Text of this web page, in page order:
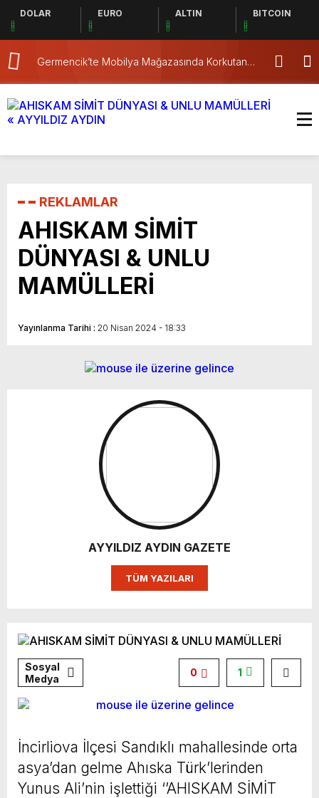
DOLAR EURO ALTIN BITCOIN
Germencik’te Mobilya Mağazasında Korkutan
Yangın! İtfaiyenin Müdahalesi Sürüyor
ARIZA
REKLAMLAR
AHISKAM SİMİT
DÜNYASI & UNLU
MAMÜLLERİ
Yayınlanma Tarihi : 20 Nisan 2024 - 18:33
AYYILDIZ AYDIN GAZETE
TÜM YAZILARI
Sosyal
Medya
1
0
İncirliova İlçesi Sandıklı mahallesinde orta
asya’dan gelme Ahıska Türk’lerinden
Yunus Ali’nin işlettiği ‘’AHISKAM SİMİT